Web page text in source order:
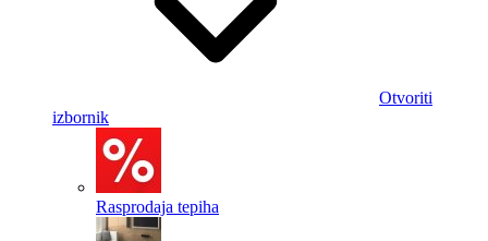
Otvoriti
izbornik
Rasprodaja tepiha